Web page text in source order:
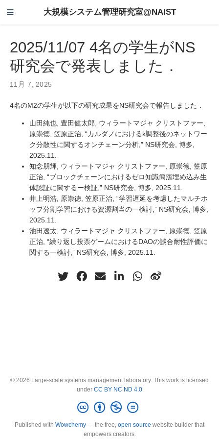
大規模システム管理研究室@NAIST
2025/11/07 4名の学生がNS
研究会で発表しました．
11月 7, 2025
4名のM2の学生が以下の研究成果をNS研究会で報告しました．
山田純也, 豊田健太郎, ウィラートマジャ クリストファー,
原崇徳, 笠原正治, “カルダノにおけるk調整後のネットワー
ク分散性に関するオンチェーン分析,” NS研究会, 博多,
2025.11.
知念朋輝, ウィラートマジャ クリストファー, 原崇徳, 笠原
正治, “ブロックチェーンにおけるゼロ知識簡潔埋め込み生
体認証に関するー検証,” NS研究会, 博多, 2025.11.
井上明浩, 原崇徳, 笠原正治, “学習遅延を考慮したマルチホ
ップ分割学習における資源割当の一検討,” NS研究会, 博多,
2025.11.
池田遼太, ウィラートマジャ クリストファー, 原崇徳, 笠原
正治, “繰り返し投票ゲームにおけるDAOの談合耐性評価に
関する一検討,” NS研究会, 博多, 2025.11.
© 2026 Large-scale systems management laboratory. This work is licensed
under CC BY NC ND 4.0
Published with Wowchemy — the free, open source website builder that
empowers creators.